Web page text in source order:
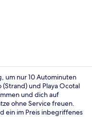
um nur 10 Autominuten
(Strand) und Playa Ocotal
und dich auf
ohne Service freuen.
ein im Preis inbegriffenes